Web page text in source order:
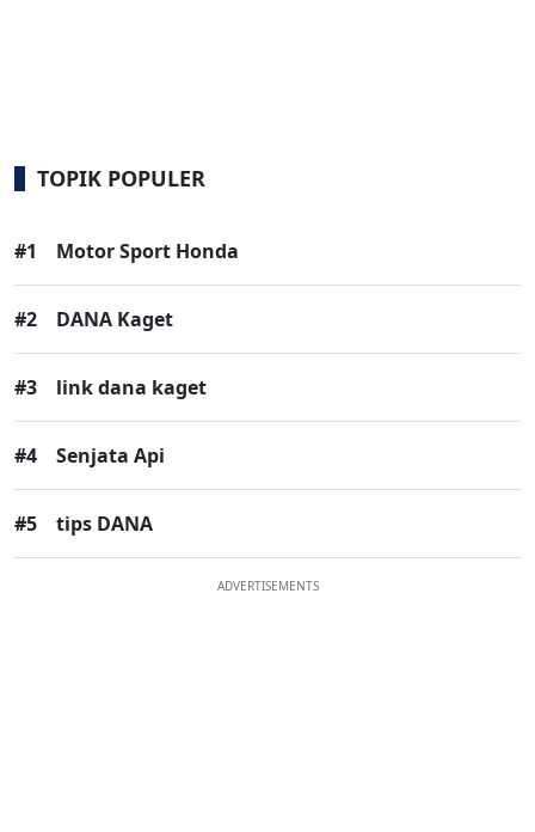
TOPIK POPULER
#1 Motor Sport Honda
#2 DANA Kaget
#3 link dana kaget
#4 Senjata Api
#5 tips DANA
ADVERTISEMENTS